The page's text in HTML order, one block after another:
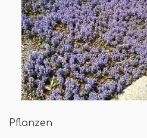
Pflanzen